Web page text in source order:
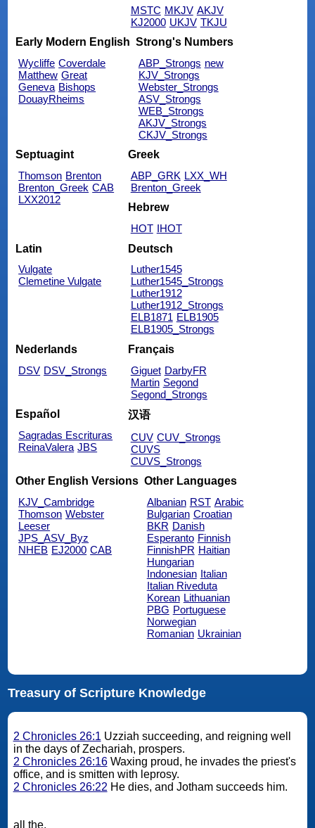
MSTC MKJV AKJV
KJ2000 UKJV TKJU
Early Modern English
Wycliffe Coverdale
Matthew Great
Geneva Bishops
DouayRheims
Strong's Numbers
ABP_Strongs new
KJV_Strongs
Webster_Strongs
ASV_Strongs
WEB_Strongs
AKJV_Strongs
CKJV_Strongs
Septuagint
Thomson Brenton
Brenton_Greek CAB
LXX2012
Greek
ABP_GRK LXX_WH
Brenton_Greek
Hebrew
HOT IHOT
Latin
Vulgate
Clemetine Vulgate
Deutsch
Luther1545
Luther1545_Strongs
Luther1912
Luther1912_Strongs
ELB1871 ELB1905
ELB1905_Strongs
Nederlands
DSV DSV_Strongs
Français
Giguet DarbyFR
Martin Segond
Segond_Strongs
Español
Sagradas Escrituras
ReinaValera JBS
汉语
CUV CUV_Strongs
CUVS
CUVS_Strongs
Other English Versions
KJV_Cambridge
Thomson Webster
Leeser
JPS_ASV_Byz
NHEB EJ2000 CAB
Other Languages
Albanian RST Arabic
Bulgarian Croatian
BKR Danish
Esperanto Finnish
FinnishPR Haitian
Hungarian
Indonesian Italian
Italian Riveduta
Korean Lithuanian
PBG Portuguese
Norwegian
Romanian Ukrainian
Treasury of Scripture Knowledge
2 Chronicles 26:1 Uzziah succeeding, and reigning well
in the days of Zechariah, prospers.
2 Chronicles 26:16Waxing proud, he invades the priest's
office, and is smitten with leprosy.
2 Chronicles 26:22 He dies, and Jotham succeeds him.
all the.